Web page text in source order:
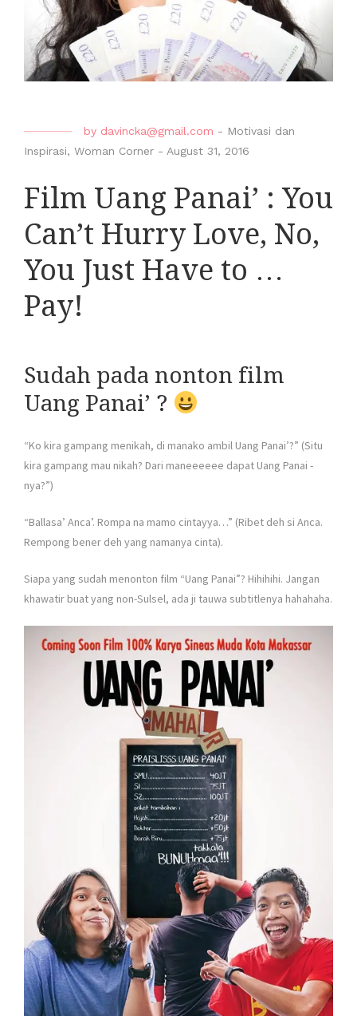
by davincka@gmail.com - Motivasi dan
Inspirasi, Woman Corner - August 31, 2016
Film Uang Panai’ : You
Can’t Hurry Love, No,
You Just Have to …
Pay!
Sudah pada nonton film
Uang Panai’ ?
“Ko kira gampang menikah, di manako ambil Uang Panai’?” (Situ
kira gampang mau nikah? Dari maneeeeee dapat Uang Panai -
nya?”)
“Ballasa’ Anca’. Rompa na mamo cintayya…” (Ribet deh si Anca.
Rempong bener deh yang namanya cinta).
Siapa yang sudah menonton film “Uang Panai”? Hihihihi. Jangan
khawatir buat yang non-Sulsel, ada ji tauwa subtitlenya hahahaha.